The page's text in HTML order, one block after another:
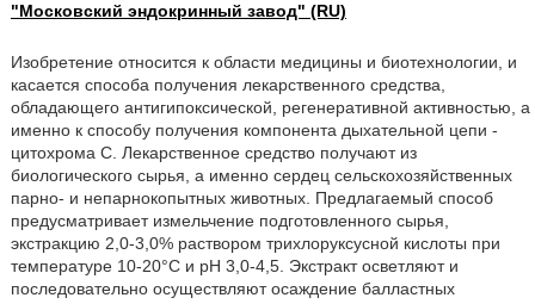
"Московский эндокринный завод" (RU)
Изобретение относится к области медицины и биотехнологии, и
касается способа получения лекарственного средства,
обладающего антигипоксической, регенеративной активностью, а
именно к способу получения компонента дыхательной цепи -
цитохрома С. Лекарственное средство получают из
биологического сырья, а именно сердец сельскохозяйственных
парно- и непарнокопытных животных. Предлагаемый способ
предусматривает измельчение подготовленного сырья,
экстракцию 2,0-3,0% раствором трихлоруксусной кислоты при
температуре 10-20°С и рН 3,0-4,5. Экстракт осветляют и
последовательно осуществляют осаждение балластных